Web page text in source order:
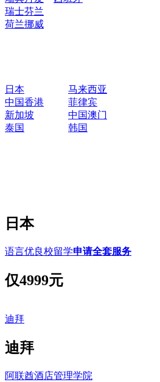
瑞士芬兰
荷兰挪威
日本
马来西亚
中国香港
菲律宾
新加坡
中国澳门
泰国
韩国
日本
语言优良校留学申请全套服务
仅4999元
迪拜
迪拜
阿联酋酒店管理学院